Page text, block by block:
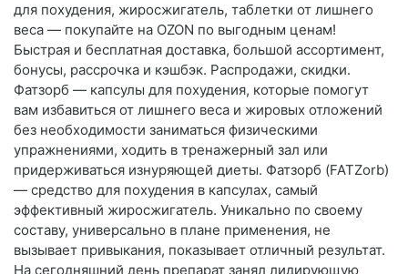
для похудения, жиросжигатель, таблетки от лишнего
веса — покупайте на OZON по выгодным ценам!
Быстрая и бесплатная доставка, большой ассортимент,
бонусы, рассрочка и кэшбэк. Распродажи, скидки.
Фатзорб — капсулы для похудения, которые помогут
вам избавиться от лишнего веса и жировых отложений
без необходимости заниматься физическими
упражнениями, ходить в тренажерный зал или
придерживаться изнуряющей диеты. Фатзорб (FATZorb)
— средство для похудения в капсулах, самый
эффективный жиросжигатель. Уникально по своему
составу, универсально в плане применения, не
вызывает привыкания, показывает отличный результат.
На сегодняшний день препарат занял лидирующую